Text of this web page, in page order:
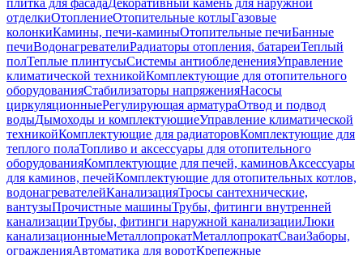
плитка для фасадаДекоративный камень для наружной
отделкиОтоплениеОтопительные котлыГазовые
колонкиКамины, печи-каминыОтопительные печиБанные
печиВодонагревателиРадиаторы отопления, батареиТеплый
полТеплые плинтусыСистемы антиобледененияУправление
климатической техникойКомплектующие для отопительного
оборудованияСтабилизаторы напряженияНасосы
циркуляционныеРегулирующая арматураОтвод и подвод
водыДымоходы и комплектующиеУправление климатической
техникойКомплектующие для радиаторовКомплектующие для
теплого полаТопливо и аксессуары для отопительного
оборудованияКомплектующие для печей, каминовАксессуары
для каминов, печейКомплектующие для отопительных котлов,
водонагревателейКанализацияТросы сантехнические,
вантузыПрочистные машиныТрубы, фитинги внутренней
канализацииТрубы, фитинги наружной канализацииЛюки
канализационныеМеталлопрокатМеталлопрокатСваиЗаборы,
огражденияАвтоматика для воротКрепежные